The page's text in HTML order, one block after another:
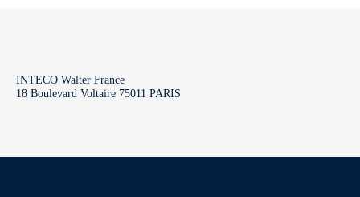
INTECO Walter France
18 Boulevard Voltaire 75011 PARIS